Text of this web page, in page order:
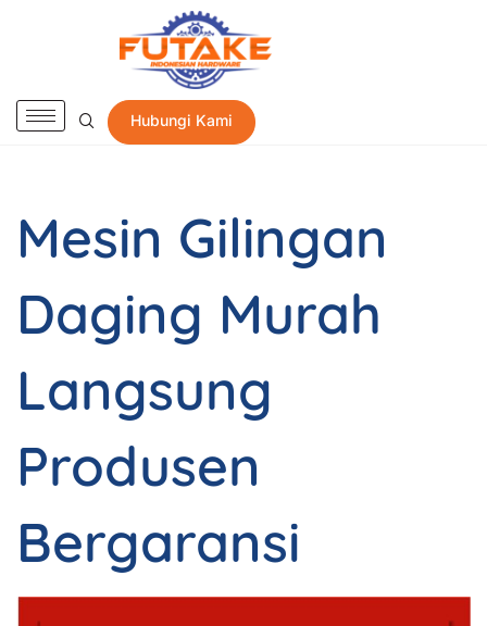
Hubungi Kami
Mesin Gilingan
Daging Murah
Langsung
Produsen
Bergaransi